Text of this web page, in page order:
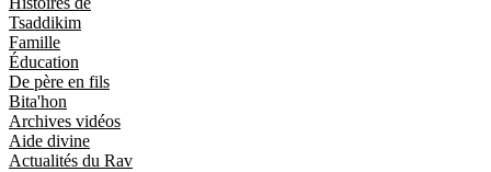
Tsaddikim
Famille
Éducation
De père en fils
Bita'hon
Archives vidéos
Aide divine
Actualités du Rav